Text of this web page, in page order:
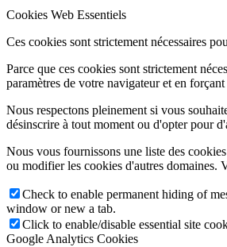
Cookies Web Essentiels
Ces cookies sont strictement nécessaires
Parce que ces cookies sont strictement
paramètres de votre navigateur et en
Nous respectons pleinement si vous
désinscrire à tout moment ou d'opter pour
Nous vous fournissons une liste des
ou modifier les cookies d'autres domaines.
Check to enable permanent hiding of
window or new a tab.
Click to enable/disable essential site
Google Analytics Cookies